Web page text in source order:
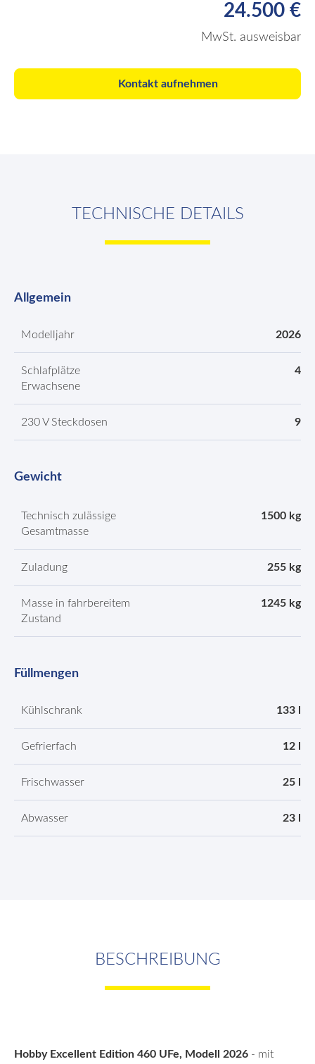
24.500 €
MwSt. ausweisbar
Kontakt aufnehmen
TECHNISCHE DETAILS
Allgemein
Modelljahr 2026
Schlafplätze
Erwachsene
4
230 V Steckdosen 9
Gewicht
Technisch zulässige
Gesamtmasse
1500 kg
Zuladung 255 kg
Masse in fahrbereitem
Zustand
1245 kg
Füllmengen
Kühlschrank 133 l
Gefrierfach 12 l
Frischwasser 25 l
Abwasser 23 l
BESCHREIBUNG
Hobby Excellent Edition 460 UFe, Modell 2026 - mit